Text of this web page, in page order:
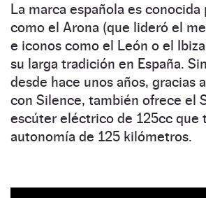
La marca española es
como el Arona (que lideró el
e iconos como el León o el
su larga tradición en España.
desde hace unos años, gracias
con Silence, también ofrece el
escúter eléctrico de 125cc que
autonomía de 125 kilómetros.